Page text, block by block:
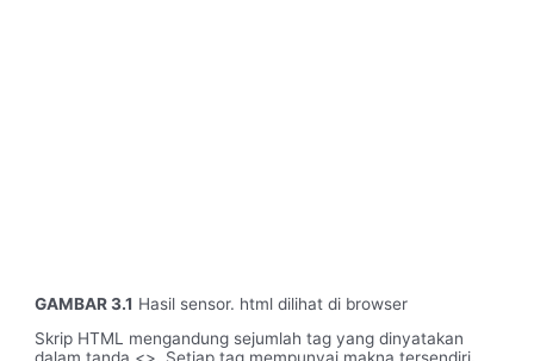
GAMBAR 3.1 Hasil sensor. html dilihat di browser
Skrip HTML mengandung sejumlah tag yang dinyatakan